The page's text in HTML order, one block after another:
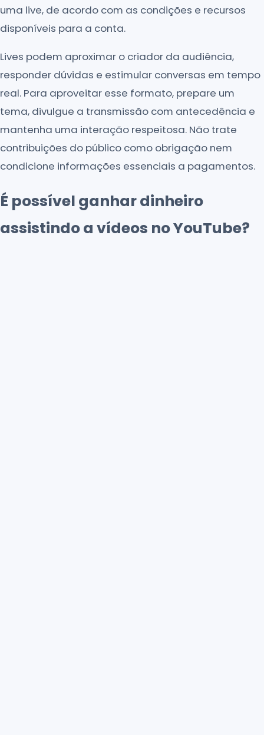
uma live, de acordo com as condições e recursos
disponíveis para a conta.
Lives podem aproximar o criador da audiência,
responder dúvidas e estimular conversas em tempo
real. Para aproveitar esse formato, prepare um
tema, divulgue a transmissão com antecedência e
mantenha uma interação respeitosa. Não trate
contribuições do público como obrigação nem
condicione informações essenciais a pagamentos.
É possível ganhar dinheiro
assistindo a vídeos no YouTube?